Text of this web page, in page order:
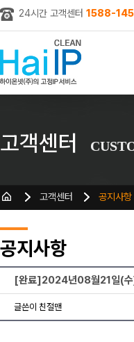
24시간 고객센터 1588-
고객센터
고객센터 공지사항
공지사항
[완료]2024년08월21일(수)
글쓴이 친절맨